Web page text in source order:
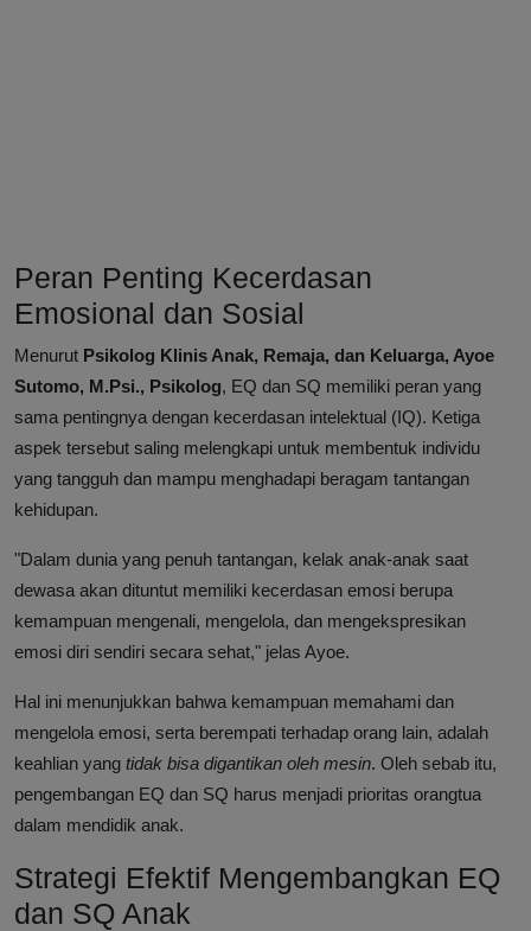
Peran Penting Kecerdasan
Emosional dan Sosial
Menurut Psikolog Klinis Anak, Remaja, dan Keluarga, Ayoe
Sutomo, M.Psi., Psikolog, EQ dan SQ memiliki peran yang
sama pentingnya dengan kecerdasan intelektual (IQ). Ketiga
aspek tersebut saling melengkapi untuk membentuk individu
yang tangguh dan mampu menghadapi beragam tantangan
kehidupan.
"Dalam dunia yang penuh tantangan, kelak anak-anak saat
dewasa akan dituntut memiliki kecerdasan emosi berupa
kemampuan mengenali, mengelola, dan mengekspresikan
emosi diri sendiri secara sehat," jelas Ayoe.
Hal ini menunjukkan bahwa kemampuan memahami dan
mengelola emosi, serta berempati terhadap orang lain, adalah
keahlian yang tidak bisa digantikan oleh mesin. Oleh sebab itu,
pengembangan EQ dan SQ harus menjadi prioritas orangtua
dalam mendidik anak.
Strategi Efektif Mengembangkan EQ
dan SQ Anak